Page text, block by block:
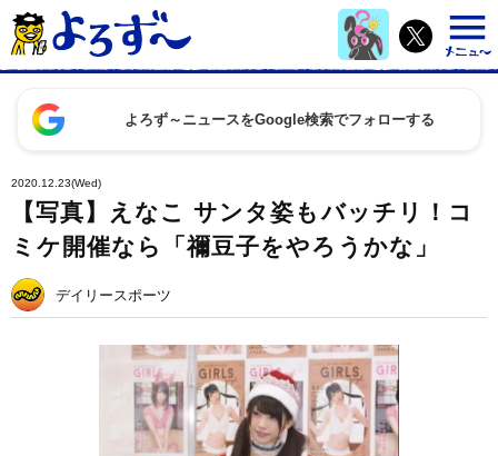
よろず～ニュースをGoogle検索でフォローする
2020.12.23(Wed)
【写真】えなこ サンタ姿もバッチリ！コ
ミケ開催なら「禰豆子をやろうかな」
デイリースポーツ